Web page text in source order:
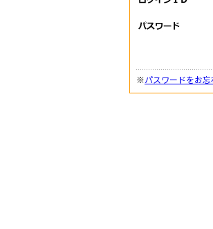
※パスワードをお